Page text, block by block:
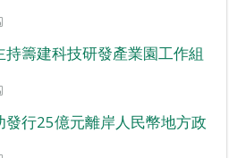
籌建科技研發產業園工作組
發行25億元離岸人民幣地方政